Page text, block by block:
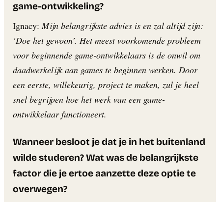
game-ontwikkeling?
Ignacy:Mijn belangrijkste advies is en zal altijd zijn:
‘Doe het gewoon’. Het meest voorkomende probleem
voor beginnende game-ontwikkelaars is de onwil om
daadwerkelijk aan games te beginnen werken. Door
een eerste, willekeurig, project te maken, zul je heel
snel begrijpen hoe het werk van een game-
ontwikkelaar functioneert.
Wanneer besloot je dat je in het buitenland
wilde studeren? Wat was de belangrijkste
factor die je ertoe aanzette deze optie te
overwegen?